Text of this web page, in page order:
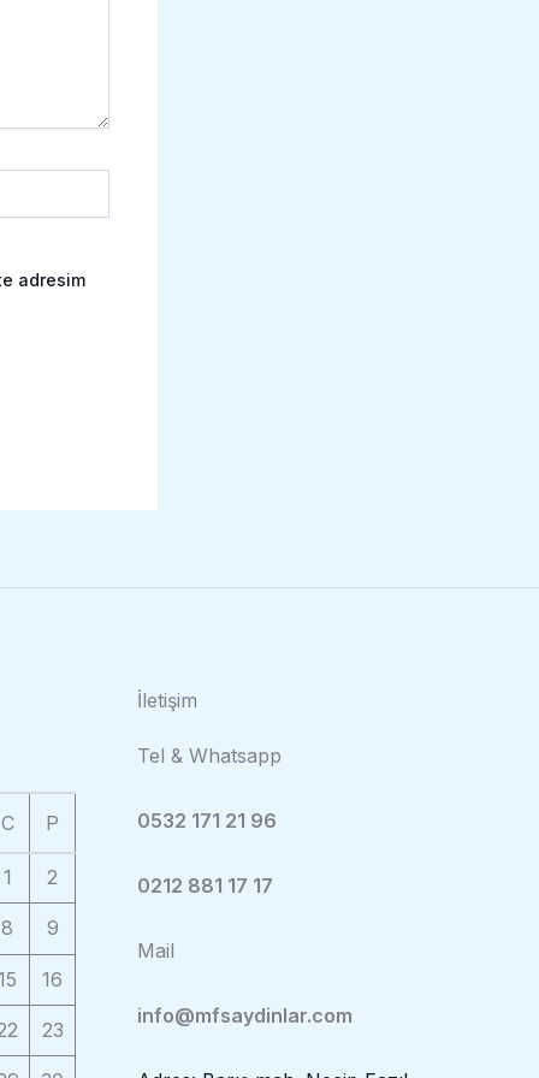
adresim
C P
1 2
8 9
16
23
İletişim
Tel & Whatsapp
0532 171 21 96
0212 881 17 17
Mail
info@mfsaydinlar.com